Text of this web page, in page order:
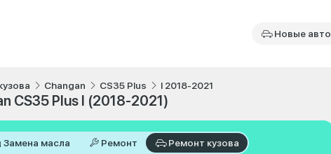
Новые авто
Changan CS35 Plus I 2018-2021
CS35 Plus I (2018-2021)
Замена масла Ремонт Ремонт кузова